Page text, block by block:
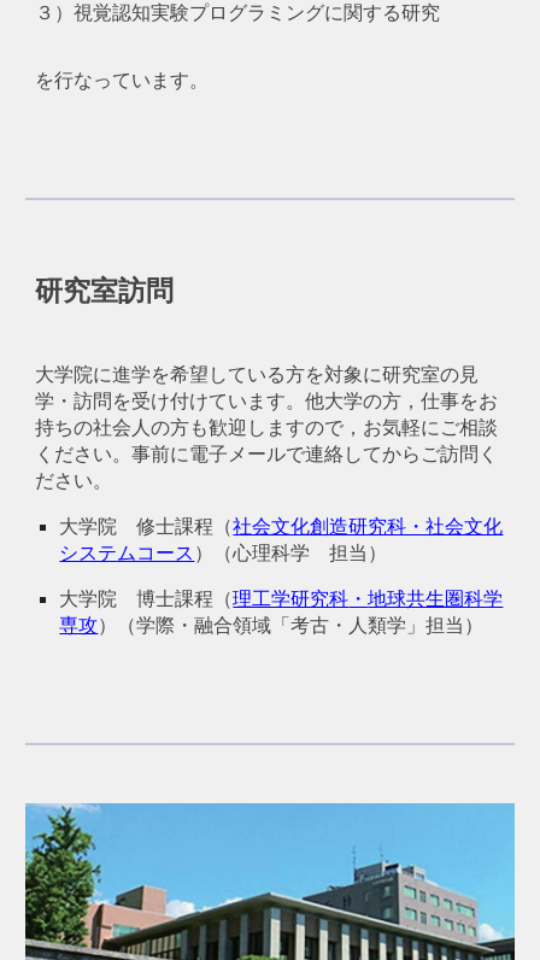
３）視覚認知実験プログラミングに関する研究
を行なっています。
研究室訪問
大学院に進学を希望している方を対象に研究室の見
学・訪問を受け付けています。他大学の方，仕事をお
持ちの社会人の方も歓迎しますので，お気軽にご相談
ください。事前に電子メールで連絡してからご訪問く
ださい。
大学院 修士課程（社会文化創造研究科・社会文化
システムコース ）（心理科学 担当）
大学院 博士課程 （理工学研究科 ・地球共生圏科学
専攻）（学際・融合領域「考古・人類学」担当）